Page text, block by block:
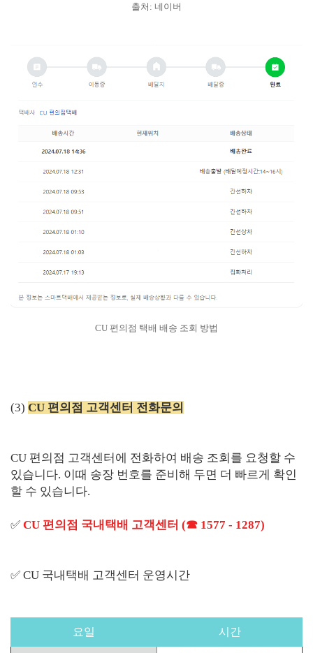
출처: 네이버
CU 편의점 택배 배송 조회 방법
(3) CU 편의점 고객센터 전화문의
CU 편의점 고객센터에 전화하여 배송 조회를 요청할 수
있습니다. 이때 송장 번호를 준비해 두면 더 빠르게 확인
할 수 있습니다.
✅ CU 편의점 국내택배 고객센터 (☎ 1577 - 1287)
✅ CU 국내택배 고객센터 운영시간
요일 시간